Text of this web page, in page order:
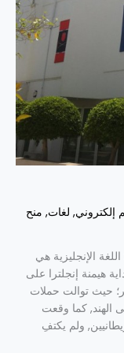
إلكتروني, لغات, منح
الإنجليزية هي
هيمنة إنجلترا على
حيث توالت حملات
الهند, كما وقعت
ولم يكتفِ